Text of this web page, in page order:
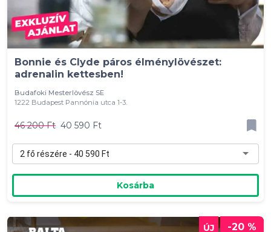
Bonnie és Clyde páros élménylövészet:
adrenalin kettesben!
Budafoki Mesterlövész SE
1222 Budapest Pannónia utca 1-3.
46 200 Ft 40 590 Ft
2 fő részére - 40 590 Ft
Kosárba
-20 %